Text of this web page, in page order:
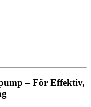
– För Effektiv,